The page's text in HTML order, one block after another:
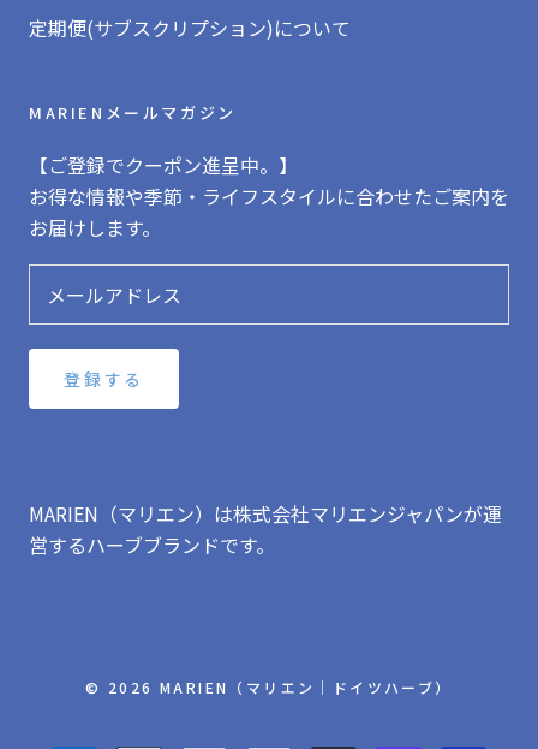
定期便(サブスクリプション)について
MARIENメールマガジン
【ご登録でクーポン進呈中。】
お得な情報や季節・ライフスタイルに合わせたご案内を
お届けします。
登録する
MARIEN（マリエン）は株式会社マリエンジャパンが運
営するハーブブランドです。
© 2026 MARIEN（マリエン｜ドイツハーブ）